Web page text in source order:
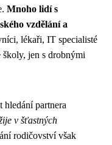
Mnoho lidí s
vzdělání a
lékaři, IT specialisté
školy, jen s drobnými
partnera
v šťastných
rodičovství však